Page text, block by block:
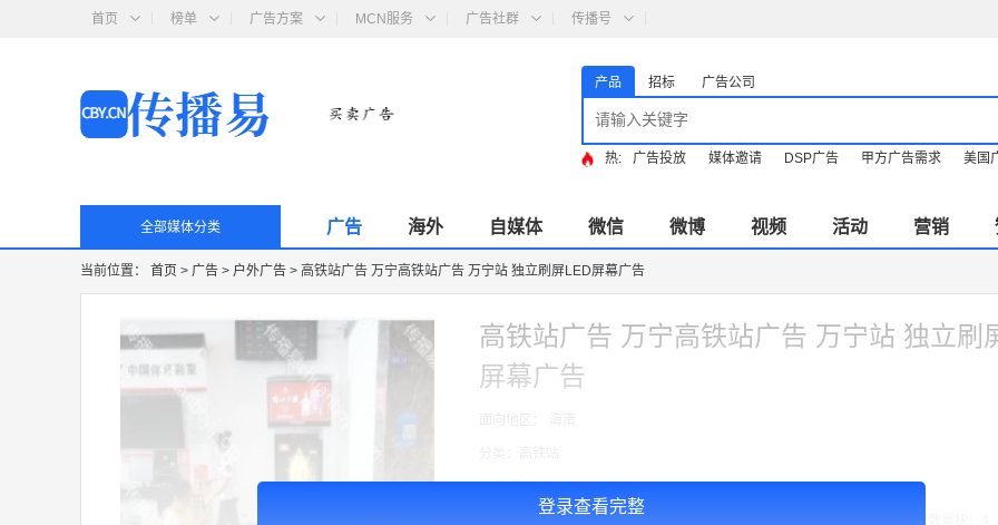
首页 榜单 广告方案 MCN服务 广告社群 传播号
产品 招标 广告公司
热: 广告投放 媒体邀请 DSP广告 甲方广告需求 美国
全部媒体分类 广告 海外 自媒体 微信 微博 视频 活动 营销
当前位置： 首页 > 广告 > 户外广告 > 高铁站广告 万宁高铁站广告 万宁站 独立刷屏LED屏幕广告
登录查看完整
高铁站广告 万宁高铁站广告 万宁站 独立刷
屏幕广告